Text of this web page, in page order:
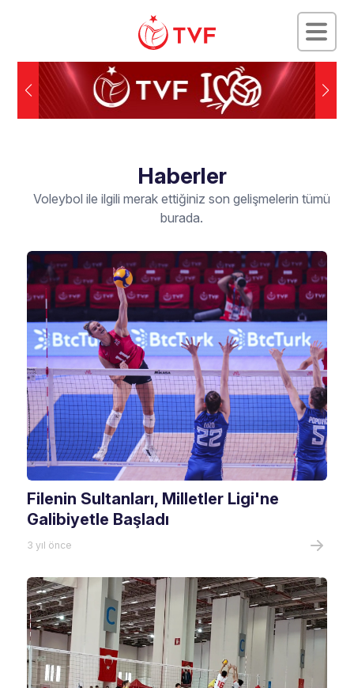
Haberler
Voleybol ile ilgili merak ettiğiniz son gelişmelerin tümü
burada.
Filenin Sultanları, Milletler Ligi'ne
Galibiyetle Başladı
3 yıl önce